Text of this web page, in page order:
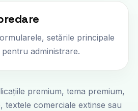
setările principale
pentru administrare.
premium, tema premium,
textele comerciale extinse sau